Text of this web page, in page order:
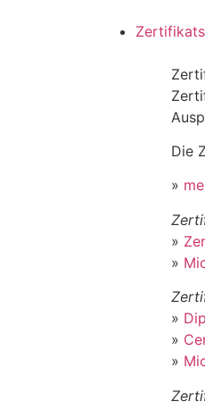
Die
»
»
»
»
»
»